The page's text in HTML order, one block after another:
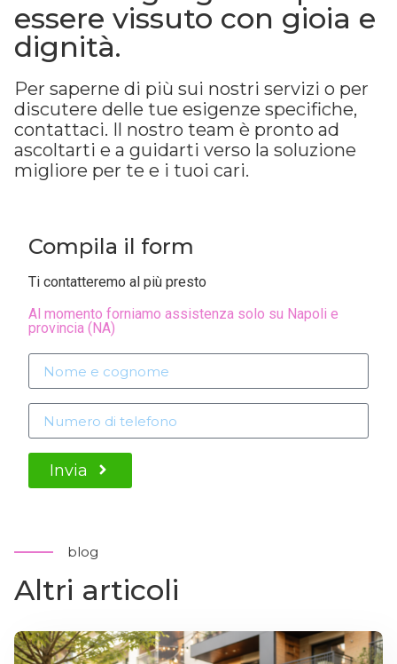
essere vissuto con gioia e
dignità.
Per saperne di più sui nostri servizi o per
discutere delle tue esigenze specifiche,
contattaci. Il nostro team è pronto ad
ascoltarti e a guidarti verso la soluzione
migliore per te e i tuoi cari.
Compila il form
Ti contatteremo al più presto
Al momento forniamo assistenza solo su Napoli e
provincia (NA)
Invia
blog
Altri articoli